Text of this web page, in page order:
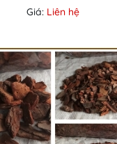
Giá: Liên hệ